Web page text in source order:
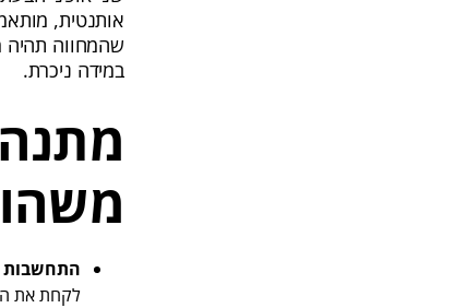
אותנטית,
שהמחווה תהיה
במידה ניכרת.
מתנה
התחשבות
לקחת את